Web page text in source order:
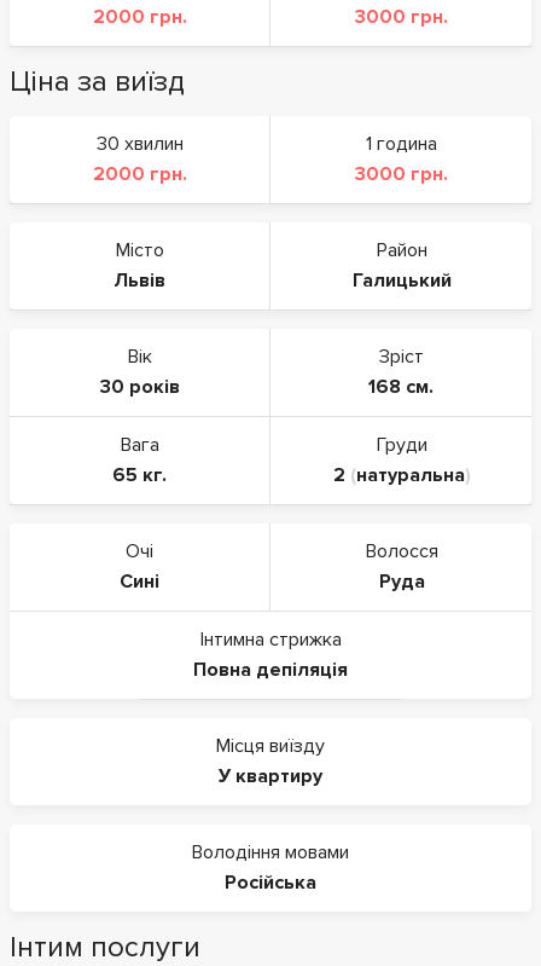
2000 грн.
3000 грн.
Ціна за виїзд
30 хвилин
2000 грн.
1 година
3000 грн.
Місто
Львів
Район
Галицький
Вік
30 років
Зріст
168 см.
Вага
65 кг.
Груди
2 (натуральна)
Очі
Сині
Волосся
Руда
Інтимна стрижка
Повна депіляція
Місця виїзду
У квартиру
Володіння мовами
Російська
Інтим послуги